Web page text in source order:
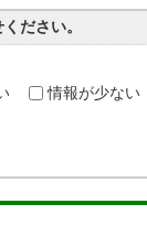
ださい。
情報が少ない